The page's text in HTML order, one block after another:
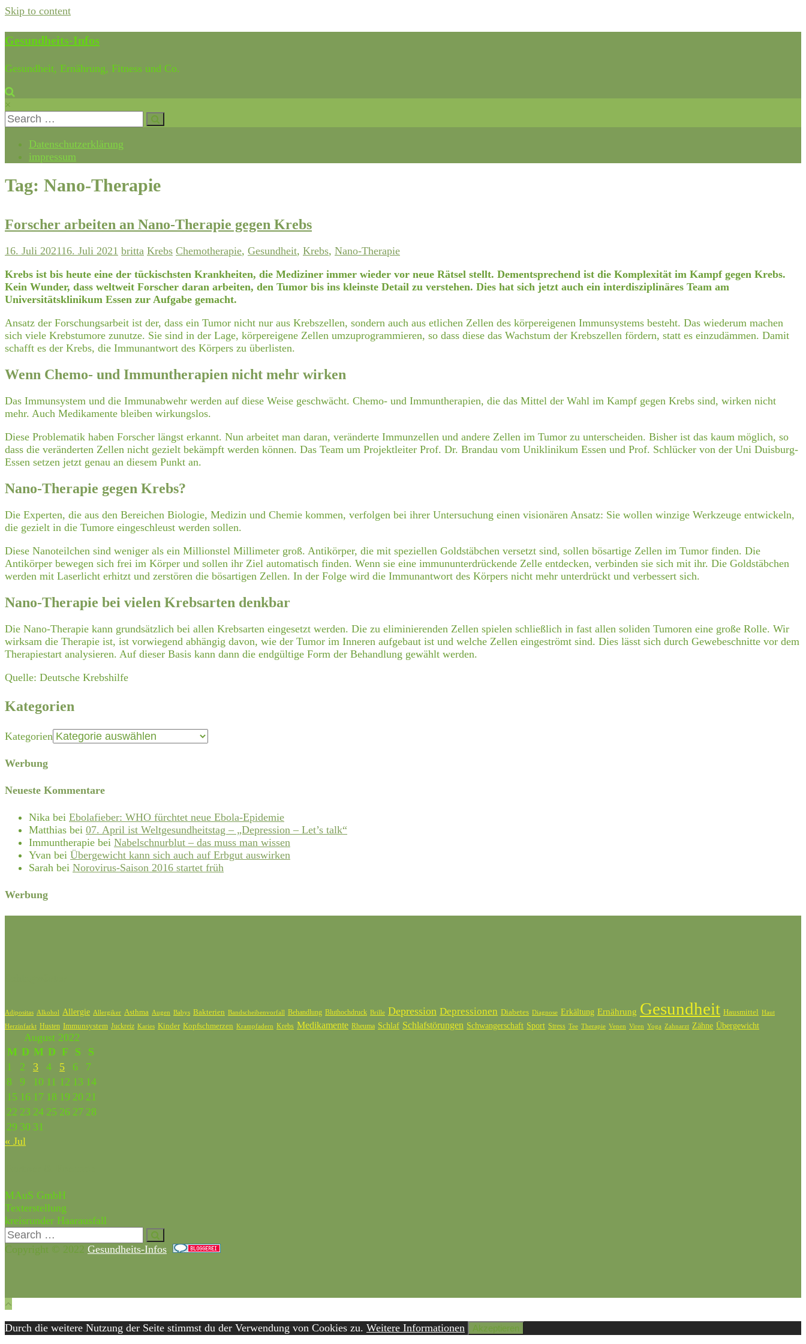
Skip to content
Gesundheits-Infos
Gesundheit, Ernährung, Fitness und Co.
×
Datenschutzerklärung
impressum
Tag: Nano-Therapie
Forscher arbeiten an Nano-Therapie gegen Krebs
16. Juli 202116. Juli 2021 britta Krebs Chemotherapie, Gesundheit, Krebs, Nano-Therapie
Krebs ist bis heute eine der tückischsten Krankheiten, die Mediziner immer wieder vor neue Rätsel stellt. Dementsprechend ist die Komplexität im Kampf gegen Krebs.
Kein Wunder, dass weltweit Forscher daran arbeiten, den Tumor bis ins kleinste Detail zu verstehen. Dies hat sich jetzt auch ein interdisziplinäres Team am
Universitätsklinikum Essen zur Aufgabe gemacht.
Ansatz der Forschungsarbeit ist der, dass ein Tumor nicht nur aus Krebszellen, sondern auch aus etlichen Zellen des körpereigenen Immunsystems besteht. Das wiederum machen
sich viele Krebstumore zunutze. Sie sind in der Lage, körpereigene Zellen umzuprogrammieren, so dass diese das Wachstum der Krebszellen fördern, statt es einzudämmen. Damit
schafft es der Krebs, die Immunantwort des Körpers zu überlisten.
Wenn Chemo- und Immuntherapien nicht mehr wirken
Das Immunsystem und die Immunabwehr werden auf diese Weise geschwächt. Chemo- und Immuntherapien, die das Mittel der Wahl im Kampf gegen Krebs sind, wirken nicht
mehr. Auch Medikamente bleiben wirkungslos.
Diese Problematik haben Forscher längst erkannt. Nun arbeitet man daran, veränderte Immunzellen und andere Zellen im Tumor zu unterscheiden. Bisher ist das kaum möglich, so
dass die veränderten Zellen nicht gezielt bekämpft werden können. Das Team um Projektleiter Prof. Dr. Brandau vom Uniklinikum Essen und Prof. Schlücker von der Uni Duisburg-
Essen setzen jetzt genau an diesem Punkt an.
Nano-Therapie gegen Krebs?
Die Experten, die aus den Bereichen Biologie, Medizin und Chemie kommen, verfolgen bei ihrer Untersuchung einen visionären Ansatz: Sie wollen winzige Werkzeuge entwickeln,
die gezielt in die Tumore eingeschleust werden sollen.
Diese Nanoteilchen sind weniger als ein Millionstel Millimeter groß. Antikörper, die mit speziellen Goldstäbchen versetzt sind, sollen bösartige Zellen im Tumor finden. Die
Antikörper bewegen sich frei im Körper und sollen ihr Ziel automatisch finden. Wenn sie eine immununterdrückende Zelle entdecken, verbinden sie sich mit ihr. Die Goldstäbchen
werden mit Laserlicht erhitzt und zerstören die bösartigen Zellen. In der Folge wird die Immunantwort des Körpers nicht mehr unterdrückt und verbessert sich.
Nano-Therapie bei vielen Krebsarten denkbar
Die Nano-Therapie kann grundsätzlich bei allen Krebsarten eingesetzt werden. Die zu eliminierenden Zellen spielen schließlich in fast allen soliden Tumoren eine große Rolle. Wir
wirksam die Therapie ist, ist vorwiegend abhängig davon, wie der Tumor im Inneren aufgebaut ist und welche Zellen eingeströmt sind. Dies lässt sich durch Gewebeschnitte vor dem
Therapiestart analysieren. Auf dieser Basis kann dann die endgültige Form der Behandlung gewählt werden.
Quelle: Deutsche Krebshilfe
Kategorien
Kategorien
Werbung
Neueste Kommentare
Nika bei Ebolafieber: WHO fürchtet neue Ebola-Epidemie
Matthias bei 07. April ist Weltgesundheitstag – „Depression – Let’s talk“
Immuntherapie bei Nabelschnurblut – das muss man wissen
Yvan bei Übergewicht kann sich auch auf Erbgut auswirken
Sarah bei Norovirus-Saison 2016 startet früh
Werbung
Adipositas Alkohol Allergie Allergiker Asthma Augen Babys Bakterien Bandscheibenvorfall Behandlung Bluthochdruck Brille Depression Depressionen Diabetes Diagnose Erkältung Ernährung Gesundheit Hausmittel Haut
Herzinfarkt Husten Immunsystem Juckreiz Karies Kinder Kopfschmerzen Krampfadern Krebs Medikamente Rheuma Schlaf Schlafstörungen Schwangerschaft Sport Stress Tee Therapie Venen Viren Yoga Zahnarzt Zähne Übergewicht
August 2022
M D M D F S
S
1
2 3 4 5 6
7
8
9 10 11 12 13 14
15 16 17 18 19 20 21
22 23 24 25 26 27 28
29 30 31
« Jul
MAuS GmbH
Texterstellung
kreisrunder Haarausfall
Copyright © 2022 Gesundheits-Infos.
Durch die weitere Nutzung der Seite stimmst du der Verwendung von Cookies zu. Weitere Informationen Akzeptieren